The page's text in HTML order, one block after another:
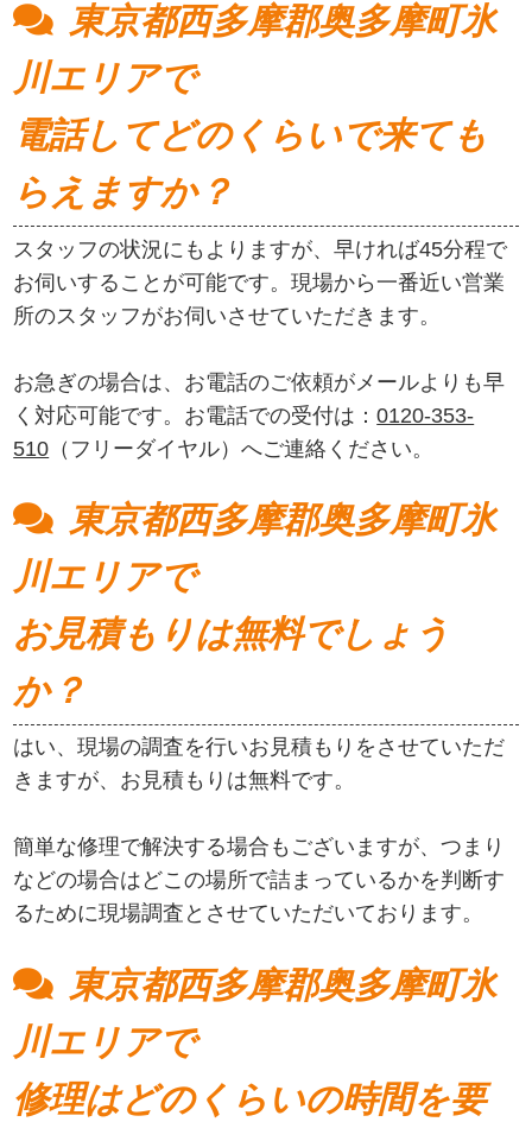
東京都西多摩郡奥多摩町氷
川エリアで
電話してどのくらいで来ても
らえますか？
スタッフの状況にもよりますが、早ければ45分程で
お伺いすることが可能です。現場から一番近い営業
所のスタッフがお伺いさせていただきます。
お急ぎの場合は、お電話のご依頼がメールよりも早
く対応可能です。お電話での受付は：0120-353-
510 （フリーダイヤル）へご連絡ください。
東京都西多摩郡奥多摩町氷
川エリアで
お見積もりは無料でしょう
か？
はい、現場の調査を行いお見積もりをさせていただ
きますが、お見積もりは無料です。
簡単な修理で解決する場合もございますが、つまり
などの場合はどこの場所で詰まっているかを判断す
るために現場調査とさせていただいております。
東京都西多摩郡奥多摩町氷
川エリアで
修理はどのくらいの時間を要